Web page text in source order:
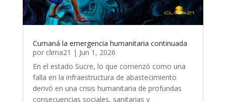
Cumaná la emergencia humanitaria continuada
por clima21 | Jun 1, 2026
En el estado Sucre, lo que comenzó como una
falla en la infraestructura de abastecimiento
derivó en una crisis humanitaria de profundas
consecuencias sociales, sanitarias y